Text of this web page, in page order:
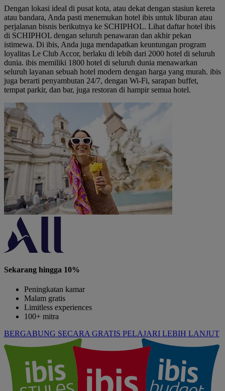
Dengan lokasi ideal di pusat kota, atau dekat dengan stasiun kereta
atau bandara, Anda pasti menemukan hotel ibis untuk liburan atau
perjalanan bisnis berikutnya ke SCHIPHOL. Lihat daftar hotel ibis
di SCHIPHOL dengan seluruh penawaran dan akhir pekan
istimewa. Di ibis, Anda juga mendapatkan keuntungan program
loyalitas Le Club Accor, berlaku di lebih dari 2000 hotel di seluruh
dunia. ibis memiliki 1800 hotel di seluruh dunia menawarkan
seluruh layanan sebuah hotel modern dengan harga yang murah. ibis
juga berarti penyambutan 24/7, dengan Wi-Fi, sarapan buffet,
tempat parkir, dan bar, juga restoran di hampir semua hotel.
Sekarang hingga 10%
Peningkatan kamar
Malam gratis
Limitless experiences
100+ mitra
BERGABUNG SECARA GRATIS PELAJARI LEBIH LANJUT